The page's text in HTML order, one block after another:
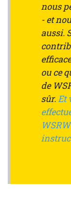
nous
- et
aussi.
ou ce
de
sûr.Et